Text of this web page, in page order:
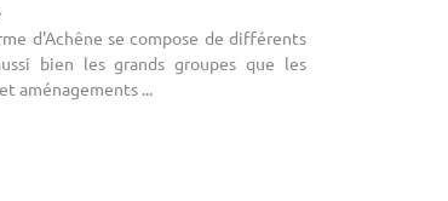
d'Achêne se compose de différents
bien les grands groupes que les
aménagements ...